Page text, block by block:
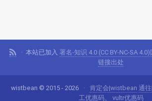
本站已加入 署名-知识 4.0 (CC BY-NC-SA
链接出处
wistbean © 2015 - 2026 肯定会|wistbean 通
工优惠码、 vultr优惠码